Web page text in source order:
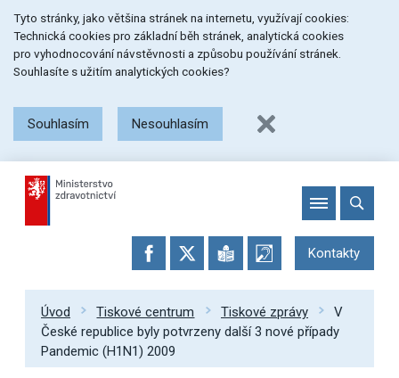
na
menu
na
obsah
na
patičku
stránky
Tyto stránky, jako většina stránek na internetu, využívají cookies:
Technická cookies pro základní běh stránek, analytická cookies
pro vyhodnocování návstěvnosti a způsobu používání stránek.
Souhlasíte s užitím analytických cookies?
Souhlasím Nesouhlasím
Kontakty
Úvod Tiskové centrum Tiskové zprávy
V
České republice byly potvrzeny další 3 nové případy
Pandemic (H1N1) 2009